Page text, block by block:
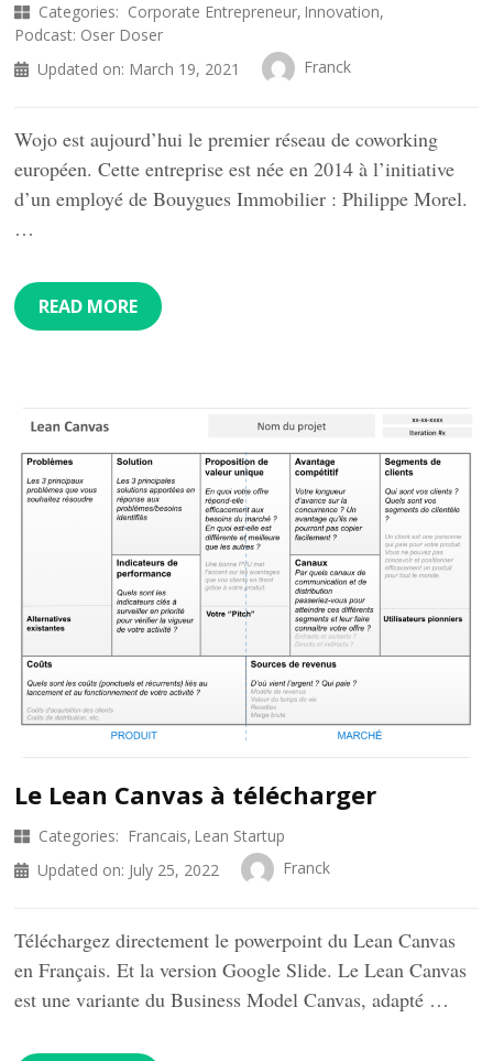
Categories: Corporate Entrepreneur Innovation
Podcast: Oser Doser
Updated on: March 19, 2021 Franck
Wojo est aujourd’hui le premier réseau de coworking
européen. Cette entreprise est née en 2014 à l’initiative
d’un employé de Bouygues Immobilier : Philippe Morel.
…
READ MORE
Le Lean Canvas à télécharger
Categories: Francais Lean Startup
Updated on: July 25, 2022 Franck
Téléchargez directement le powerpoint du Lean Canvas
en Français. Et la version Google Slide. Le Lean Canvas
est une variante du Business Model Canvas, adapté …